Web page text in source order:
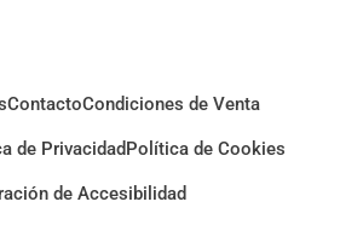
ContactoCondiciones de Venta
de PrivacidadPolítica de Cookies
de Accesibilidad